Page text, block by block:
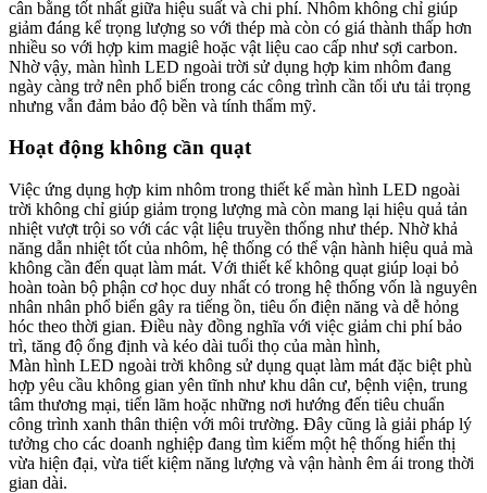
cân bằng tốt nhất giữa hiệu suất và chi phí. Nhôm không chỉ giúp
giảm đáng kể trọng lượng so với thép mà còn có giá thành thấp hơn
nhiều so với hợp kim magiê hoặc vật liệu cao cấp như sợi carbon.
Nhờ vậy, màn hình LED ngoài trời sử dụng hợp kim nhôm đang
ngày càng trở nên phổ biến trong các công trình cần tối ưu tải trọng
nhưng vẫn đảm bảo độ bền và tính thẩm mỹ.
Hoạt động không cần quạt​
Việc ứng dụng hợp kim nhôm trong thiết kế màn hình LED ngoài
trời không chỉ giúp giảm trọng lượng mà còn mang lại hiệu quả tản
nhiệt vượt trội so với các vật liệu truyền thống như thép. Nhờ khả
năng dẫn nhiệt tốt của nhôm, hệ thống có thể vận hành hiệu quả mà
không cần đến quạt làm mát. Với thiết kế không quạt giúp loại bỏ
hoàn toàn bộ phận cơ học duy nhất có trong hệ thống vốn là nguyên
nhân nhân phổ biển gây ra tiếng ồn, tiêu ốn điện năng và dễ hỏng
hóc theo thời gian. Điều này đồng nghĩa với việc giảm chi phí bảo
trì, tăng độ ổng định và kéo dài tuổi thọ của màn hình,
Màn hình LED ngoài trời không sử dụng quạt làm mát đặc biệt phù
hợp yêu cầu không gian yên tĩnh như khu dân cư, bệnh viện, trung
tâm thương mại, tiển lãm hoặc những nơi hướng đến tiêu chuẩn
công trình xanh thân thiện với môi trường. Đây cũng là giải pháp lý
tưởng cho các doanh nghiệp đang tìm kiếm một hệ thống hiển thị
vừa hiện đại, vừa tiết kiệm năng lượng và vận hành êm ái trong thời
gian dài.